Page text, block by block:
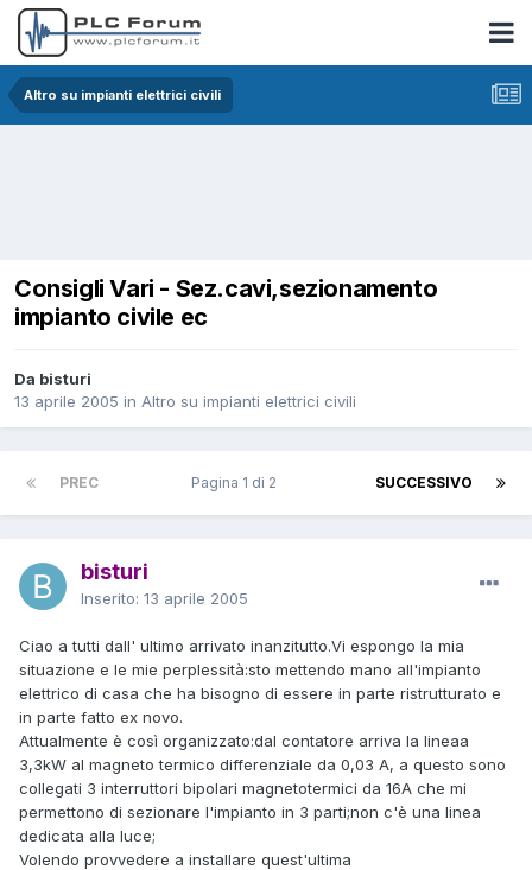
Altro su impianti elettrici civili
Consigli Vari - Sez.cavi,sezionamento
impianto civile ec
Da bisturi
13 aprile 2005 in Altro su impianti elettrici civili
PREC SUCCESSIVO
Pagina 1 di 2
bisturi
Inserito: 13 aprile 2005
Ciao a tutti dall' ultimo arrivato inanzitutto.Vi espongo la mia
situazione e le mie perplessità:sto mettendo mano all'impianto
elettrico di casa che ha bisogno di essere in parte ristrutturato e
in parte fatto ex novo.
Attualmente è così organizzato:dal contatore arriva la lineaa
3,3kW al magneto termico differenziale da 0,03 A, a questo sono
collegati 3 interruttori bipolari magnetotermici da 16A che mi
permettono di sezionare l'impianto in 3 parti;non c'è una linea
dedicata alla luce;
Volendo provvedere a installare quest'ultima